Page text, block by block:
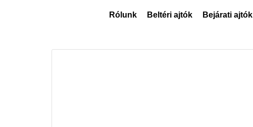
Rólunk Beltéri ajtók Bejárati ajtók